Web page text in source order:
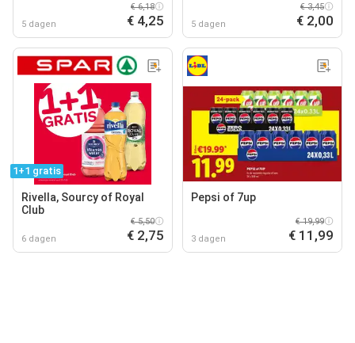
5 dagen
€ 6,18
€ 4,25 5 dagen
€ 3,45
€ 2,00
1+1 gratis
Rivella, Sourcy of Royal
Club
6 dagen
€ 5,50
€ 2,75
Pepsi of 7up
3 dagen
€ 19,99
€ 11,99